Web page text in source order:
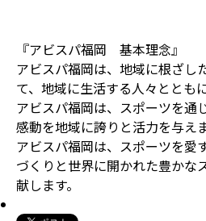
『アビスパ福岡 基本理念』
アビスパ福岡は、地域に根ざし
て、地域に生活する人々ととも
アビスパ福岡は、スポーツを通
感動を地域に誇りと活力を与えま
アビスパ福岡は、スポーツを愛
づくりと世界に開かれた豊かな
献します。